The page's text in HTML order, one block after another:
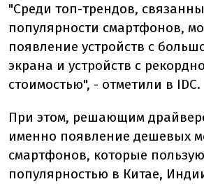
"Среди топ-трендов,
популярности смартфонов,
появление устройств с
экрана и устройств с
стоимостью", - отметили в IDC.
При этом, решающим
именно появление дешевых
смартфонов, которые
популярностью в Китае,